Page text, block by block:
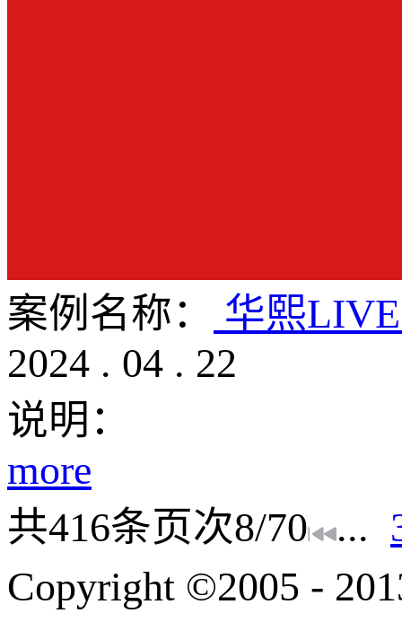
案例名称：
华熙
2024 . 04 . 22
说明：
more
共416条页次8/70 ...
Copyright ©2005 -